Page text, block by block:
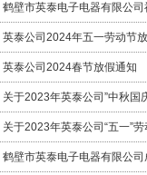
鹤壁市英泰电子电器有限公
英泰公司2024年五一劳动节
英泰公司2024春节放假通知
关于2023年英泰公司”中秋国
关于2023年英泰公司“五一”
鹤壁市英泰电子电器有限公